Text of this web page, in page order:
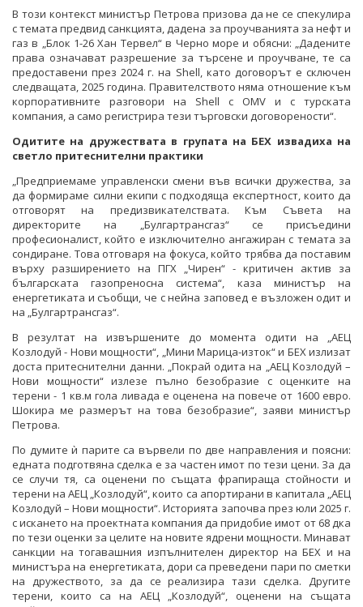
В този контекст министър Петрова призова да не се спекулира
с темата предвид санкцията, дадена за проучванията за нефт и
газ в „Блок 1-26 Хан Тервел“ в Черно море и обясни: „Дадените
права означават разрешение за търсене и проучване, те са
предоставени през 2024 г. на Shell, като договорът е сключен
следващата, 2025 година. Правителството няма отношение към
корпоративните разговори на Shell с OMV и с турската
компания, а само регистрира тези търговски договорености“.
Одитите на дружествата в групата на БЕХ извадиха на
светло притеснителни практики
„Предприемаме управленски смени във всички дружества, за
да формираме силни екипи с подходяща експертност, които да
отговорят на предизвикателствата. Към Съвета на
директорите на „Булгартрансгаз“ се присъедини
професионалист, който е изключително ангажиран с темата за
сондиране. Това отговаря на фокуса, който трябва да поставим
върху разширението на ПГХ „Чирен“ - критичен актив за
българската газопреносна система“, каза министър на
енергетиката и съобщи, че с нейна заповед е възложен одит и
на „Булгартрансгаз“.
В резултат на извършените до момента одити на „АЕЦ
Козлодуй - Нови мощности“, „Мини Марица-изток“ и БЕХ излизат
доста притеснителни данни. „Покрай одита на „АЕЦ Козлодуй –
Нови мощности“ излезе пълно безобразие с оценките на
терени - 1 кв.м гола ливада е оценена на повече от 1600 евро.
Шокира ме размерът на това безобразие“, заяви министър
Петрова.
По думите ѝ парите са вървели по две направления и поясни:
едната подготвяна сделка е за частен имот по тези цени. За да
се случи тя, са оценени по същата фрапираща стойности и
терени на АЕЦ „Козлодуй“, които са апортирани в капитала „АЕЦ
Козлодуй – Нови мощности“. Историята започва през юли 2025 г.
с искането на проектната компания да придобие имот от 68 дка
по тези оценки за целите на новите ядрени мощности. Минават
санкции на тогавашния изпълнителен директор на БЕХ и на
министъра на енергетиката, дори са преведени пари по сметки
на дружеството, за да се реализира тази сделка. Другите
терени, които са на АЕЦ „Козлодуй“, оценени на същата